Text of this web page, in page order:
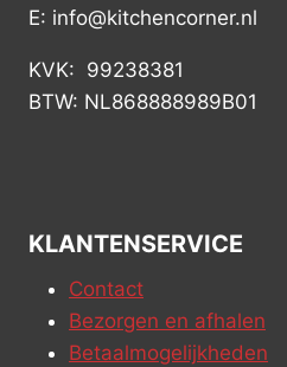
E: info@kitchencorner.nl
KVK: 99238381
BTW: NL868888989B01
KLANTENSERVICE
Contact
Bezorgen en afhalen
Betaalmogelijkheden